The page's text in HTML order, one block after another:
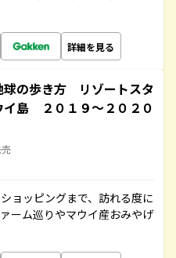
詳細を見る
の歩き方 リゾートスタ
島 ２０１９～２０２０
ョッピングまで、訪れる度に
ーム巡りやマウイ産おみやげ